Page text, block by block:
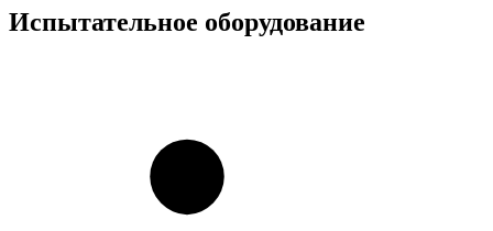
Испытательное оборудование